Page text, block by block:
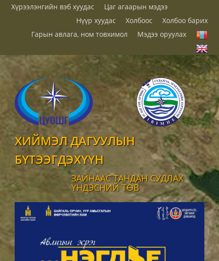
Хүрээлэнгийн вэб хуудас
Цаг агаарын мэдээ
Нүүр хуудас
Холбоос
Холбоо барих
Гарын авлага, ном товхимол
Мэдээ оруулах
ХИЙМЭЛ ДАГУУЛЫН
БҮТЭЭГДЭХҮҮН
ЗАЙНААС ТАНДАН СУДЛАХ
ҮНДЭСНИЙ ТӨВ